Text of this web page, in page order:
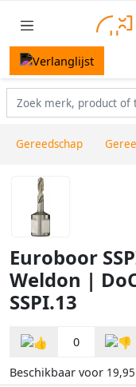
Gereedschap
Euroboor
Weldon |
SSPI.13
0
Beschikbaar voor 19,95